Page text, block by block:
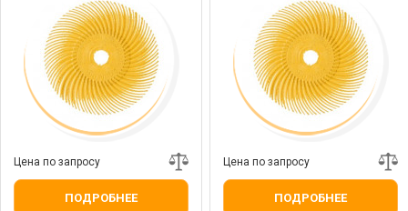
Цена по запросу
ПОДРОБНЕЕ
Цена по запросу
ПОДРОБНЕЕ